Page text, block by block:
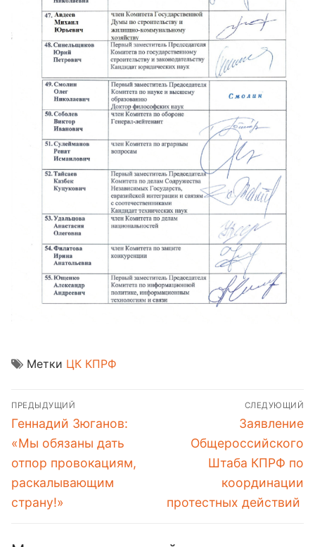
Метки ЦК КПРФ
Навигация
по
записям
ПРЕДЫДУЩИЙ
Предыдущая
запись:
Геннадий Зюганов:
«Мы обязаны дать
отпор провокациям,
раскалывающим
страну!»
СЛЕДУЮЩИЙ
Следующая
запись:
Заявление
Общероссийского
Штаба КПРФ по
координации
протестных действий